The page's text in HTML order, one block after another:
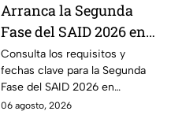
Arranca la Segunda
Fase del SAID 2026 en
Edomex para grados
intermedios: Fechas
clave y requisitos para
cambios de escuela
Consulta los requisitos y
fechas clave para la Segunda
Fase del SAID 2026 en
Edomex y asegura el traslado
06 agosto, 2026